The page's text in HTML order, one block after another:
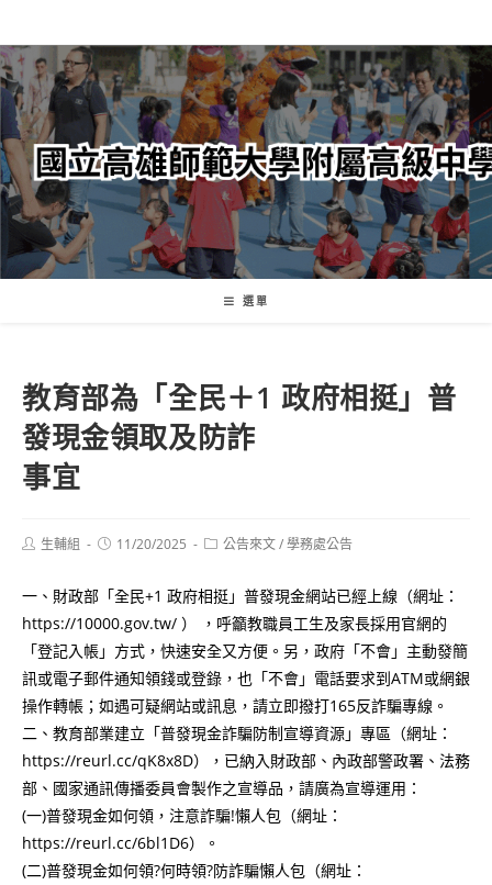
轉
至
主
內
容
選單
教育部為「全民＋1 政府相挺」普
發現金領取及防詐
事宜
Post生輔組
Post11/20/2025
Post公告來文/學務處公告
一、財政部「全民+1 政府相挺」普發現金網站已經上線（網址：
https://10000.gov.tw/ ） ，呼籲教職員工生及家長採用官網的
「登記入帳」方式，快速安全又方便。另，政府「不會」主動發簡
訊或電子郵件通知領錢或登錄，也「不會」電話要求到ATM或網銀
操作轉帳；如遇可疑網站或訊息，請立即撥打165反詐騙專線。
二、教育部業建立「普發現金詐騙防制宣導資源」專區（網址：
https://reurl.cc/qK8x8D），已納入財政部、內政部警政署、法務
部、國家通訊傳播委員會製作之宣導品，請廣為宣導運用：
(一)普發現金如何領，注意詐騙!懶人包（網址：
https://reurl.cc/6bl1D6）。
(二)普發現金如何領?何時領?防詐騙懶人包（網址：